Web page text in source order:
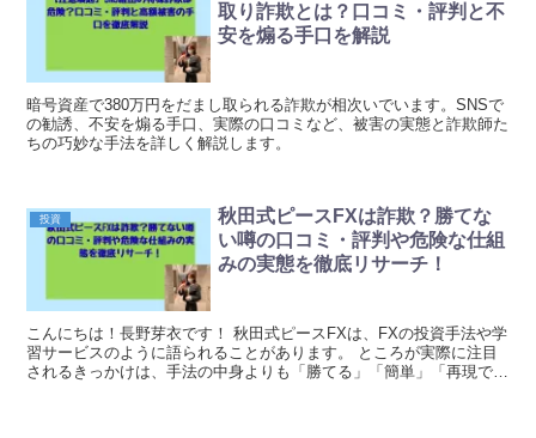
取り詐欺とは？口コミ・評判と不
安を煽る手口を解説
暗号資産で380万円をだまし取られる詐欺が相次いでいます。SNSで
の勧誘、不安を煽る手口、実際の口コミなど、被害の実態と詐欺師た
ちの巧妙な手法を詳しく解説します。
投資
秋田式ピースFXは詐欺？勝てな
い噂の口コミ・評判や危険な仕組
みの実態を徹底リサーチ！
こんにちは！長野芽衣です！ 秋田式ピースFXは、FXの投資手法や学
習サービスのように語られることがあります。 ところが実際に注目
されるきっかけは、手法の中身よりも「勝てる」「簡単」「再現でき